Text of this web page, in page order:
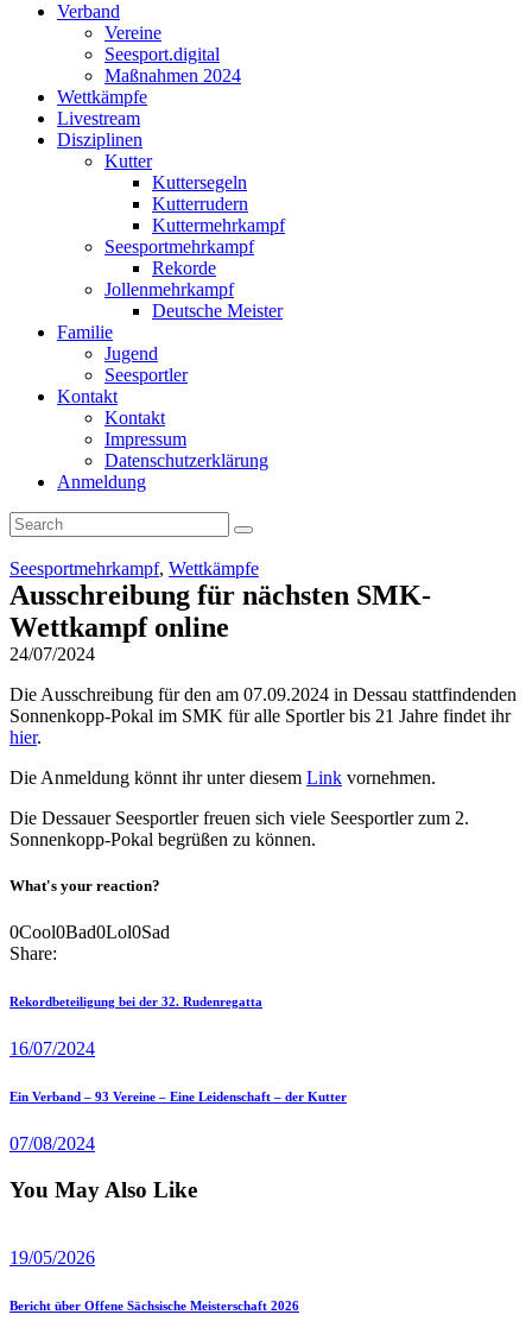
Verband
Vereine
Seesport.digital
Maßnahmen 2024
Wettkämpfe
Livestream
Disziplinen
Kutter
Kuttersegeln
Kutterrudern
Kuttermehrkampf
Seesportmehrkampf
Rekorde
Jollenmehrkampf
Deutsche Meister
Familie
Jugend
Seesportler
Kontakt
Kontakt
Impressum
Datenschutzerklärung
Anmeldung
Seesportmehrkampf, Wettkämpfe
Ausschreibung für nächsten SMK-
Wettkampf online
24/07/2024
Die Ausschreibung für den am 07.09.2024 in Dessau stattfindenden
Sonnenkopp-Pokal im SMK für alle Sportler bis 21 Jahre findet ihr
hier.
Die Anmeldung könnt ihr unter diesem Link vornehmen.
Die Dessauer Seesportler freuen sich viele Seesportler zum 2.
Sonnenkopp-Pokal begrüßen zu können.
What's your reaction?
0Cool0Bad0Lol0Sad
Share:
Beitragsnavigation
Previous
Rekordbeteiligung bei der 32. Rudenregatta
16/07/2024
Next
Ein Verband – 93 Vereine – Eine Leidenschaft – der Kutter
07/08/2024
You May Also Like
19/05/2026
Bericht über Offene Sächsische Meisterschaft 2026